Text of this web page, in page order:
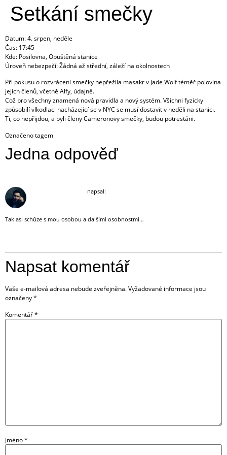
Setkání smečky
Datum: 4. srpen, neděle
Čas: 17:45
Kde: Posilovna, Opuštěná stanice
Úroveň nebezpečí: Žádná až střední, záleží na okolnostech
Při pokusu o rozvrácení smečky nepřežila masakr v Jade Wolf téměř polovina
jejích členů, včetně Alfy, údajně.
Což pro všechny znamená nová pravidla a nový systém. Všichni fyzicky
způsobilí vlkodlaci nacházející se v NYC se musí dostavit v neděli na stanici.
Ti, co nepřijdou, a byli členy Cameronovy smečky, budou potrestáni.
Označeno tagem
Jedna odpověď
napsal:
Tak asi schůze s mou osobou a dalšími osobnostmi…
Napsat komentář
Vaše e-mailová adresa nebude zveřejněna.Vyžadované informace jsou
označeny*
Komentář*
Jméno*